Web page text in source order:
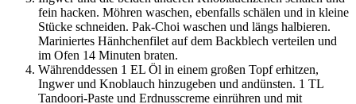
fein hacken. Möhren waschen, ebenfalls schälen und in kleine
Stücke schneiden. Pak-Choi waschen und längs halbieren.
Mariniertes Hänhchenfilet auf dem Backblech verteilen und
im Ofen 14 Minuten braten.
Währenddessen 1 EL Öl in einem großen Topf erhitzen,
Ingwer und Knoblauch hinzugeben und andünsten. 1 TL
Tandoori-Paste und Erdnusscreme einrühren und mit